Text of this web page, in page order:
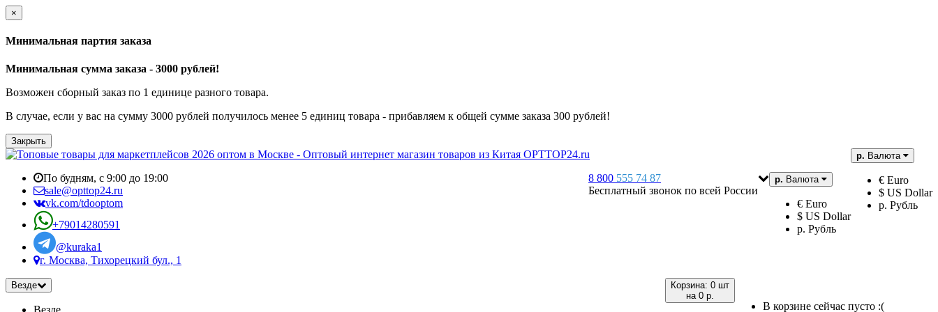
×
Минимальная партия заказа
Минимальная сумма заказа - 3000 рублей!
Возможен сборный заказ по 1 единице разного товара.
В случае, если у вас на сумму 3000 рублей получилось менее 5 единиц товара - прибавляем к общей сумме заказа 300 рублей!
Закрыть
р. Валюта
€ Euro
$ US Dollar
р. Рубль
р. Валюта
€ Euro
$ US Dollar
р. Рубль
8 800 555 74 87
Бесплатный звонок по всей России
По будням, с 9:00 до 19:00
sale@opttop24.ru
vk.com/tdooptom
+79014280591
@kuraka1
г. Москва, Тихорецкий бул., 1
Корзина: 0 шт
на 0 р.
В корзине сейчас пусто :(
Везде
Везде